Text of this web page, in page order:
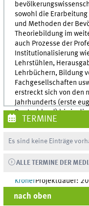
sowohl die
und Methoden der
Theoriebildung im
auch Prozesse der
Institutionalisierung
Lehrstühlen,
Lehrbüchern, Bildung
Fachgesellschaften
erstreckt sich von den
Jahrhunderts (erste
Deutschland) bis in
Jahrhunderts
der Untersuchung auf
werden.Bearbeiter:Dr.
KrönerProjektdauer:
TERMINE
Es sind keine Einträge
ALLE TERMINE DER
nach oben